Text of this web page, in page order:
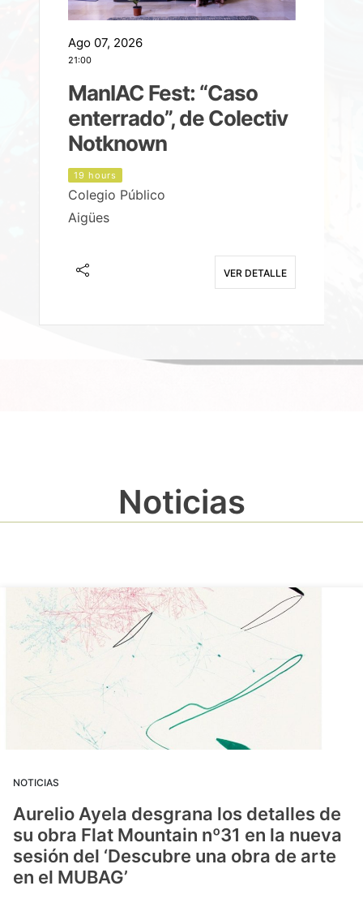
Ago 07, 2026
21:00
ManIAC Fest: “Caso
enterrado”, de Colectiv
Notknown
19 hours
Colegio Público
Aigües
VER DETALLE
Noticias
NOTICIAS
Aurelio Ayela desgrana los detalles de
su obra Flat Mountain nº31 en la nueva
sesión del ‘Descubre una obra de arte
en el MUBAG’